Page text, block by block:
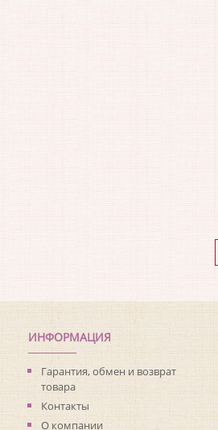
ИНФОРМАЦИЯ
Гарантия, обмен и возврат
товара
Контакты
О компании